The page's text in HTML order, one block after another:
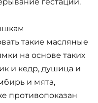
такие масляные
на основе таких
и кедр, душица и
и мята,
противопоказан